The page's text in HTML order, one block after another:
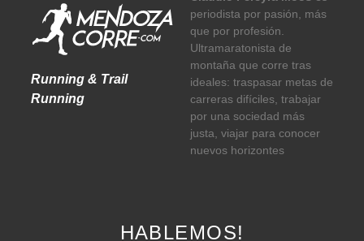
Running & Trail
Running
periodista por pasión, más
que por profesión.
Ultramaratonista de
montaña que corre tras
ideales: traspasar metas de
carreras difíciles, trabajar
por una sociedad más
justa, viajar para conocer
nuevos horizontes
HABLEMOS!